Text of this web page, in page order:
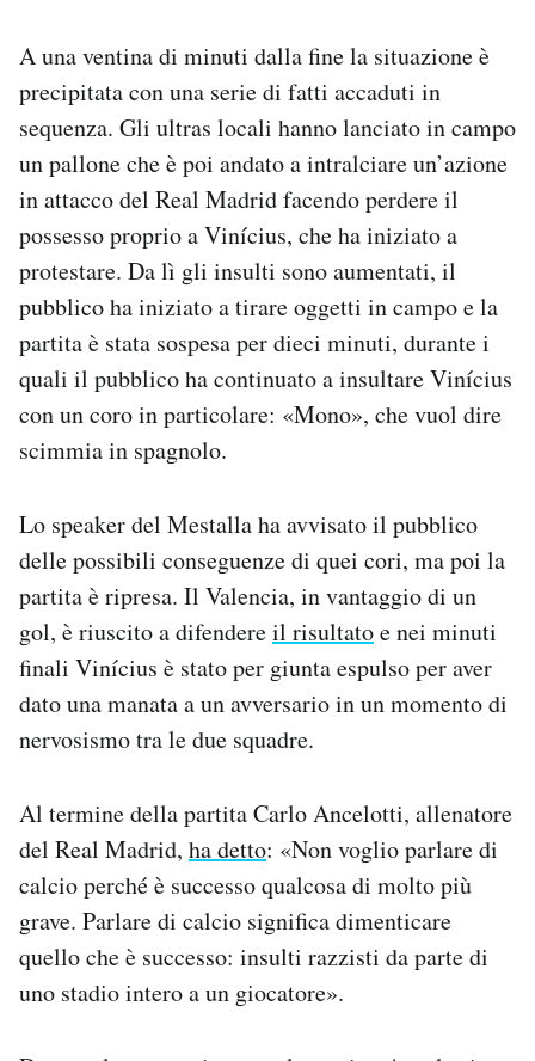
A una ventina di minuti dalla fine la situazione è
precipitata con una serie di fatti accaduti in
sequenza. Gli ultras locali hanno lanciato in campo
un pallone che è poi andato a intralciare un’azione
in attacco del Real Madrid facendo perdere il
possesso proprio a Vinícius, che ha iniziato a
protestare. Da lì gli insulti sono aumentati, il
pubblico ha iniziato a tirare oggetti in campo e la
partita è stata sospesa per dieci minuti, durante i
quali il pubblico ha continuato a insultare Vinícius
con un coro in particolare: «Mono», che vuol dire
scimmia in spagnolo.
Lo speaker del Mestalla ha avvisato il pubblico
delle possibili conseguenze di quei cori, ma poi la
partita è ripresa. Il Valencia, in vantaggio di un
gol, è riuscito a difendereil risultatoe nei minuti
finali Vinícius è stato per giunta espulso per aver
dato una manata a un avversario in un momento di
nervosismo tra le due squadre.
Al termine della partita Carlo Ancelotti, allenatore
del Real Madrid, ha detto: «Non voglio parlare di
calcio perché è successo qualcosa di molto più
grave. Parlare di calcio significa dimenticare
quello che è successo: insulti razzisti da parte di
uno stadio intero a un giocatore».